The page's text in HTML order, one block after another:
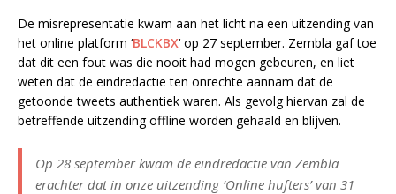
De misrepresentatie kwam aan het licht na een uitzending van
het online platform ‘BLCKBX‘ op 27 september. Zembla gaf toe
dat dit een fout was die nooit had mogen gebeuren, en liet
weten dat de eindredactie ten onrechte aannam dat de
getoonde tweets authentiek waren. Als gevolg hiervan zal de
betreffende uitzending offline worden gehaald en blijven.
Op 28 september kwam de eindredactie van Zembla
erachter dat in onze uitzending ‘Online hufters’ van 31